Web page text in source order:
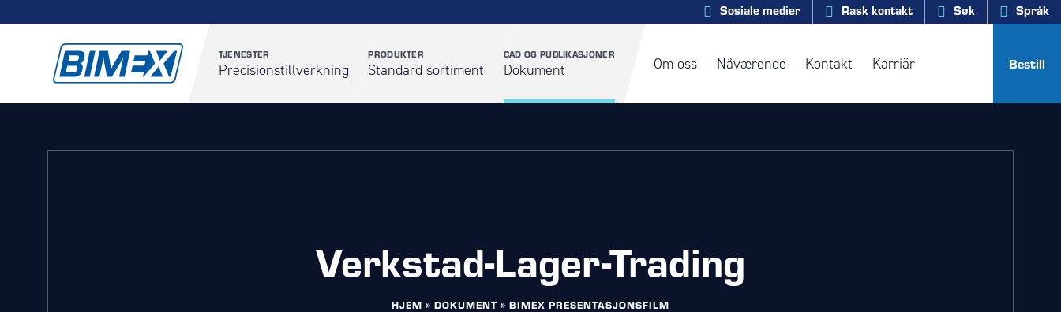
Sosiale medier Rask kontakt Søk Språk
TJENESTER
Precisionstillverkning
PRODUKTER
Standard sortiment
CAD OG PUBLIKASJONER
Dokument Om oss Nåværende Kontakt Karriär Bestill
Verkstad-Lager-Trading
HJEM » DOKUMENT » BIMEX PRESENTASJONSFILM